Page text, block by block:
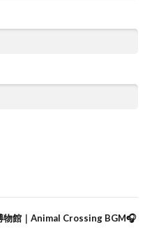
物館｜Animal Crossing BGM🎧